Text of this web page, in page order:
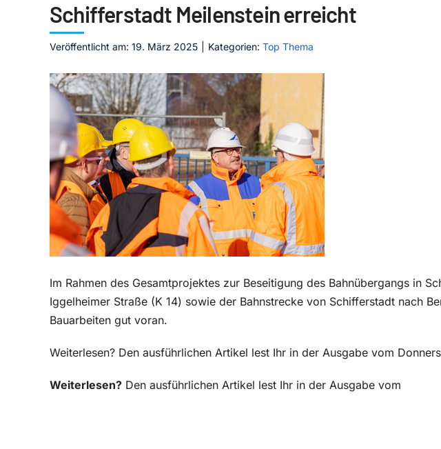
Schifferstadt Meilenstein erreicht
Veröffentlicht am: 19. März 2025 Kategorien: Top Thema
Im Rahmen des Gesamtprojektes zur Beseitigung des Bahnübergangs in
Iggelheimer Straße (K 14) sowie der Bahnstrecke von Schifferstadt nach
Bauarbeiten gut voran.
Weiterlesen? Den ausführlichen Artikel lest Ihr in der Ausgabe vom
Weiterlesen? Den ausführlichen Artikel lest Ihr in der Ausgabe vom